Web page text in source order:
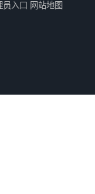
员入口 网站地图